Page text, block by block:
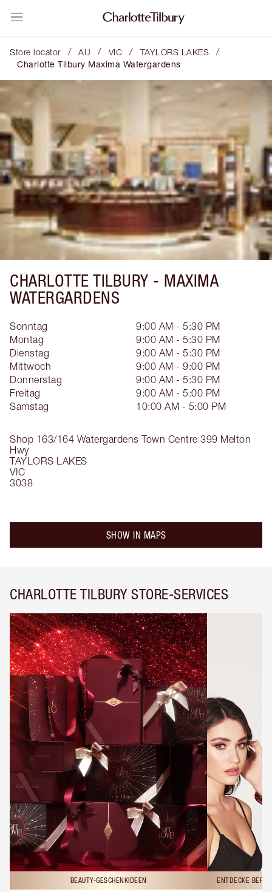
Store locator / AU / VIC / TAYLORS LAKES /
Charlotte Tilbury Maxima Watergardens
CHARLOTTE TILBURY - MAXIMA
WATERGARDENS
Shop 163/164 Watergardens Town Centre 399 Melton
Hwy
TAYLORS LAKES
VIC
3038
Sonntag
9:00 AM - 5:30 PM
Montag
9:00 AM - 5:30 PM
Dienstag
9:00 AM - 5:30 PM
Mittwoch
9:00 AM - 9:00 PM
Donnerstag
9:00 AM - 5:30 PM
Freitag
9:00 AM - 5:00 PM
Samstag
10:00 AM - 5:00 PM
SHOW IN MAPS
CHARLOTTE TILBURY STORE-SERVICES
BEAUTY-GESCHENKIDEEN ENTDECKE